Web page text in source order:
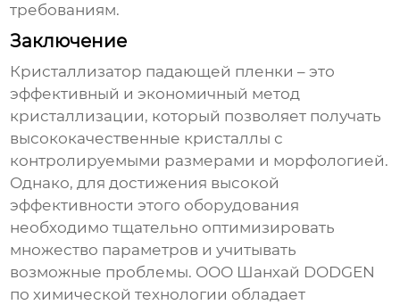
требованиям.
Заключение
Кристаллизатор падающей пленки – это
эффективный и экономичный метод
кристаллизации, который позволяет получать
высококачественные кристаллы с
контролируемыми размерами и морфологией.
Однако, для достижения высокой
эффективности этого оборудования
необходимо тщательно оптимизировать
множество параметров и учитывать
возможные проблемы. ООО Шанхай DODGEN
по химической технологии обладает